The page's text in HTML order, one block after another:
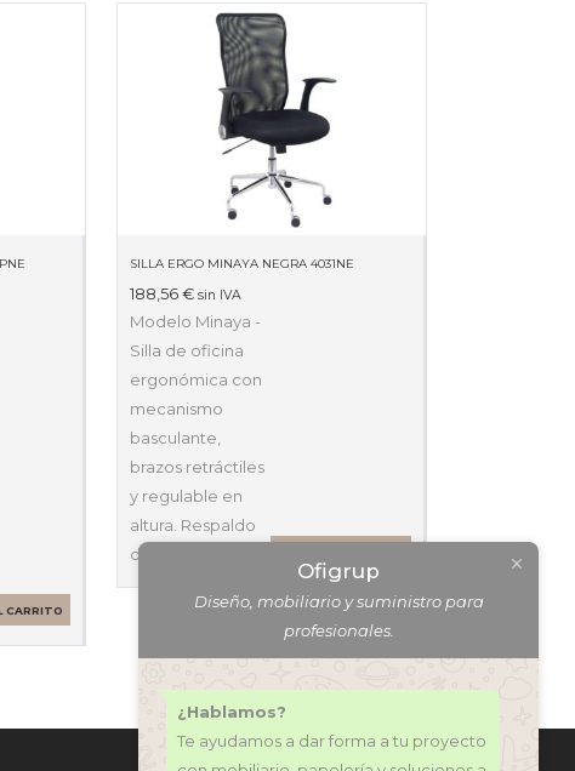
CARRITO
SILLA ERGO MINAYA NEGRA 4031NE
188,56 € sin IVA
Modelo Minaya -
Silla de oficina
ergonómica con
mecanismo
basculante,
brazos retráctiles
y regulable en
altura. Respaldo
de…
Ofigrup
Diseño, mobiliario y suministro para
profesionales.
¿Hablamos?
Te ayudamos a dar forma a tu proyecto